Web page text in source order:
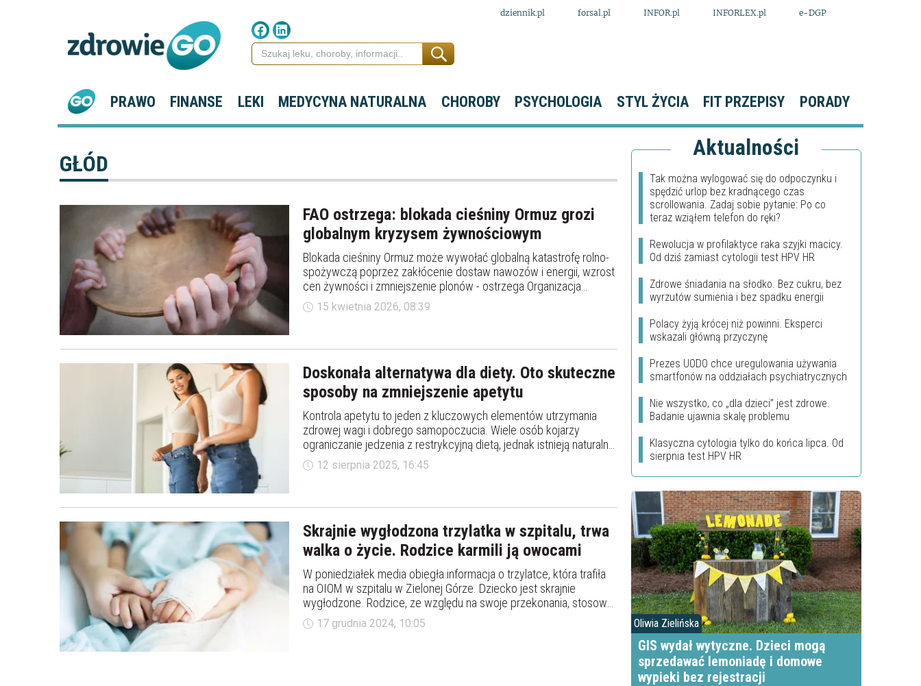
dziennik.pl forsal.pl INFOR.pl INFORLEX.pl e-DGP
PRAWO FINANSE LEKI MEDYCYNA NATURALNA CHOROBY PSYCHOLOGIA STYL ŻYCIA FIT PRZEPISY PORADY
GŁÓD
FAO ostrzega: blokada cieśniny Ormuz grozi
globalnym kryzysem żywnościowym
Blokada cieśniny Ormuz może wywołać globalną katastrofę rolno-
spożywczą poprzez zakłócenie dostaw nawozów i energii, wzrost
cen żywności i zmniejszenie plonów - ostrzega Organizacja
Narodów Zjednoczonych ds. Wyżywienia i Rolnictwa (FAO).
15 kwietnia 2026, 08:39
Doskonała alternatywa dla diety. Oto skuteczne
sposoby na zmniejszenie apetytu
Kontrola apetytu to jeden z kluczowych elementów utrzymania
zdrowej wagi i dobrego samopoczucia. Wiele osób kojarzy
ograniczanie jedzenia z restrykcyjną dietą, jednak istnieją naturalne
i proste sposoby, aby jeść mniej – bez liczenia kalorii i ciągłego
uczucia głodu. Oto 9 skutecznych metod, które pomogą
12 sierpnia 2025, 16:45
Skrajnie wygłodzona trzylatka w szpitalu, trwa
walka o życie. Rodzice karmili ją owocami
W poniedziałek media obiegła informacja o trzylatce, która trafiła
na OIOM w szpitalu w Zielonej Górze. Dziecko jest skrajnie
wygłodzone. Rodzice, ze względu na swoje przekonania, stosowali
u dziecka "restrykcyjną dietę owocową". Lekarze alarmują, że
menu dziecka musi być zróżnicowane i powinno dostarczać
17 grudnia 2024, 10:05
Aktualności
Tak można wylogować się do odpoczynku i
spędzić urlop bez kradnącego czas
scrollowania. Zadaj sobie pytanie: Po co
teraz wziąłem telefon do ręki?
Rewolucja w profilaktyce raka szyjki macicy.
Od dziś zamiast cytologii test HPV HR
Zdrowe śniadania na słodko. Bez cukru, bez
wyrzutów sumienia i bez spadku energii
Polacy żyją krócej niż powinni. Eksperci
wskazali główną przyczynę
Prezes UODO chce uregulowania używania
smartfonów na oddziałach psychiatrycznych
Nie wszystko, co „dla dzieci” jest zdrowe.
Badanie ujawnia skalę problemu
Klasyczna cytologia tylko do końca lipca. Od
sierpnia test HPV HR
Oliwia Zielińska
GIS wydał wytyczne. Dzieci mogą
sprzedawać lemoniadę i domowe
wypieki bez rejestracji